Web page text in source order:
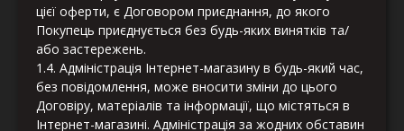
цієї оферти, є Договором приєднання, до якого
Покупець приєднується без будь-яких винятків та/
або застережень.
1.4. Адміністрація Інтернет-магазину в будь-який час,
без повідомлення, може вносити зміни до цього
Договіру, матеріалів та інформації, що містяться в
Інтернет-магазині. Адміністрація за жодних обставин